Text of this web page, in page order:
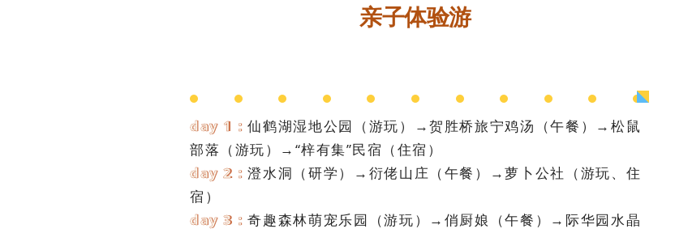
亲子体验游
day 1：仙鹤湖湿地公园（游玩）→贺胜桥旅宁鸡汤（午餐）→松鼠
部落（游玩）→“梓有集”民宿（住宿）
day 2：澄水洞（研学）→衍佬山庄（午餐）→萝卜公社（游玩、住
宿）
day 3：奇趣森林萌宠乐园（游玩）→俏厨娘（午餐）→际华园水晶